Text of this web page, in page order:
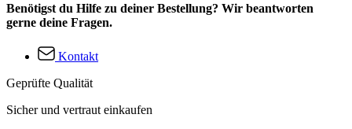
Benötigst du Hilfe zu deiner Bestellung? Wir beantworten
gerne deine Fragen.
Kontakt
Geprüfte Qualität
Sicher und vertraut einkaufen